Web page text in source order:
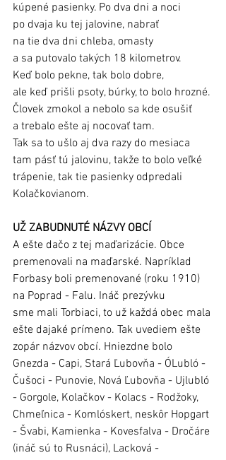
kúpené pasienky. Po dva dni a noci
po dvaja ku tej jalovine, nabrať
na tie dva dni chleba, omasty
a sa putovalo takých 18 kilometrov.
Keď bolo pekne, tak bolo dobre,
ale keď prišli psoty, búrky, to bolo hrozné.
Človek zmokol a nebolo sa kde osušiť
a trebalo ešte aj nocovať tam.
Tak sa to ušlo aj dva razy do mesiaca
tam pásť tú jalovinu, takže to bolo veľké
trápenie, tak tie pasienky odpredali
Kolačkovianom.
UŽ ZABUDNUTÉ NÁZVY OBCÍ
A ešte dačo z tej maďarizácie. Obce
premenovali na maďarské. Napríklad
Forbasy boli premenované (roku 1910)
na Poprad - Falu. Ináč prezývku
sme mali Torbiaci, to už každá obec mala
ešte dajaké prímeno. Tak uvediem ešte
zopár názvov obcí. Hniezdne bolo
Gnezda - Capi, Stará Ľubovňa - ÓLubló -
Čušoci - Punovie, Nová Ľubovňa - Ujlubló
- Gorgole, Kolačkov - Kolacs - Rodžoky,
Chmeľnica - Komlóskert, neskôr Hopgart
- Švabi, Kamienka - Kovesfalva - Dročáre
(ináč sú to Rusnáci), Lacková -